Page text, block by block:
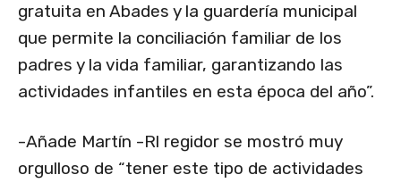
gratuita en Abades y la guardería municipal
que permite la conciliación familiar de los
padres y la vida familiar, garantizando las
actividades infantiles en esta época del año”.
-Añade Martín -Rl regidor se mostró muy
orgulloso de “tener este tipo de actividades